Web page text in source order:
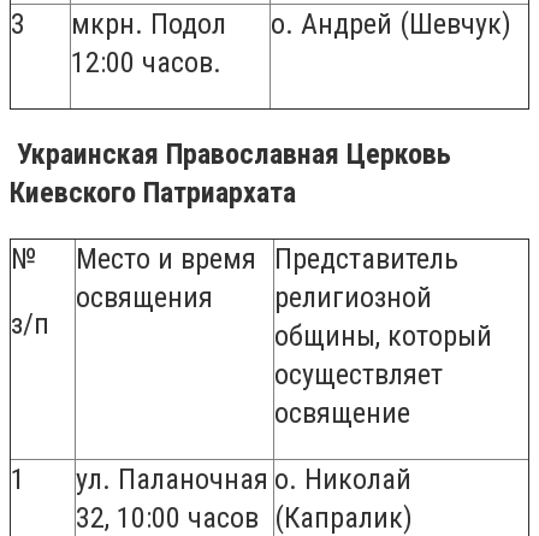
3
мкрн. Подол
12:00 часов.
о. Андрей (Шевчук)
Украинская Православная Церковь
Киевского Патриархата
№
з/п
Место и время
освящения
Представитель
религиозной
общины, который
осуществляет
освящение
1
ул. Паланочная
32, 10:00 часов
о. Николай
(Капралик)